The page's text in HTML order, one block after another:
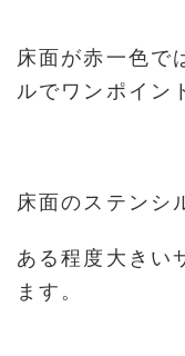
床面が赤一色で
ルでワンポイン
床面のステンシ
ある程度大きい
ます。